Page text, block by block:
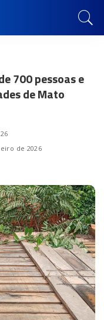
700 pessoas e
de Mato
de 2026